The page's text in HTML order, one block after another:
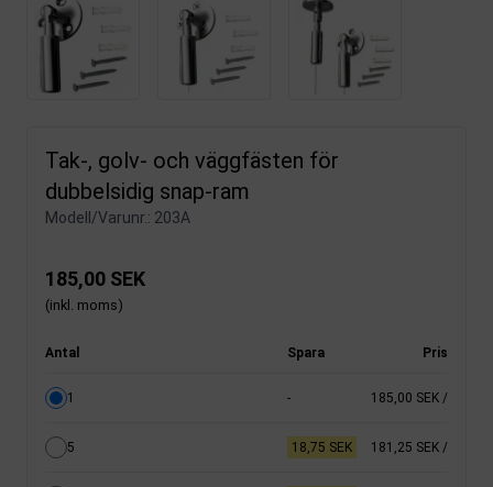
Tak-, golv- och väggfästen för
dubbelsidig snap-ram
Modell/Varunr.: 203A
185,00 SEK
(inkl. moms)
Antal Spara Pris
1 - 185,00 SEK /
5 18,75 SEK 181,25 SEK /